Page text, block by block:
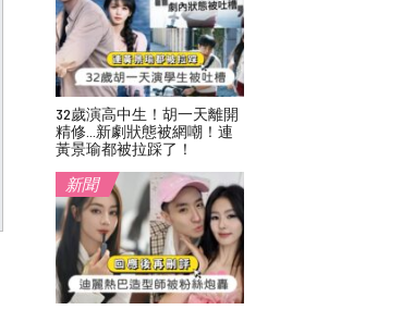
32歲演高中生！胡一天離開
精修…新劇狀態被網嘲！連
黃景瑜都被拉踩了！
新聞